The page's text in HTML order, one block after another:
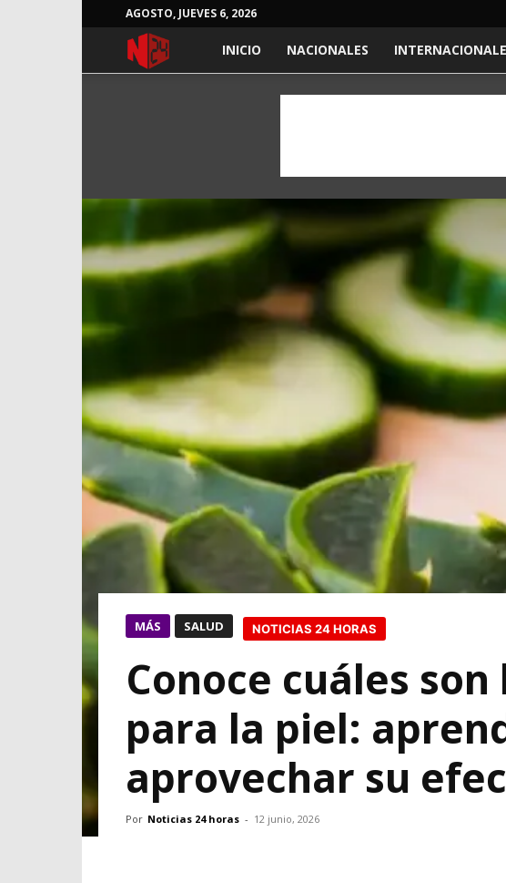
AGOSTO, JUEVES 6, 2026
NOTICIASINICIO NACIONALES
MÁS SALUD NOTICIAS 24 HORAS
Conoce cuáles
para la piel:
aprovechar su
Por Noticias 24 horas - 12 junio, 2026